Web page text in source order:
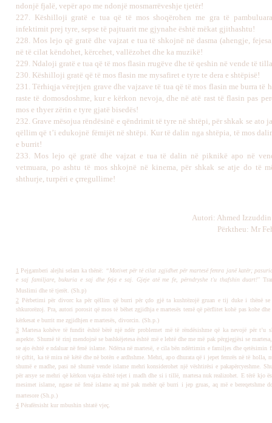
ndonjë fjalë, vepër apo me ndonjë mosmarrëveshje tjetër!
227
Këshilloji gratë e tua që të mos shoqërohen me gra të
infektimit prej tyre, sepse të pajtuarit me gjynahe është mëkat gjithashtu!
228 Mos lejo që gratë dhe vajzat e tua të shkojnë në dasma (ahengje,
në të cilat këndohet, kërcehet, vallëzohet dhe ka muzikë!
229 Ndaloji gratë e tua që të mos flasin rrugëve dhe të qeshin në vende të
230. Këshilloji gratë që të mos flasin me mysafiret e tyre te dera e shtëpisë!
231.
Tërhiqja vërejtjen grave dhe vajzave të tua që të mos flasin me burra të
raste të domosdoshme, kur e kërkon nevoja, dhe në atë rast të flasin pas
mos e thyer zërin e tyre gjatë bisedës!
232. Grave mësojua rëndësinë e qëndrimit të tyre në shtëpi, për shkak se ato
qëllim që t’i edukojnë fëmijët në shtëpi. Kur të dalin nga shtëpia, të mos
e burrit!
233.
Mos lejo që gratë dhe vajzat e tua të dalin në piknikë apo në
vetmuara, po ashtu të mos shkojnë në kinema, për shkak se atje do të
shthurje, turpëri e çrregullime!
Autori: Ahmed
Përktheu: Mr
1 Pejgamberi alejhi selam ka thënë: “Motivet për të cilat zgjidhet për martesë femra janë katër;
e saj familjare, bukuria e saj dhe feja e saj. Gjeje atë me fe, përndryshe t'u thafshin duart!"
Muslimi dhe të tjerët. (Sh.p)
2 Përbetimi për divorc ka për qëllim që burri për çdo gjë ta kushtëzojë gruan e tij duke i thënë
shkurorëzoj. Pra, autori porosit që mos të bëhet zgjidhja e martesës temë që përflitet kohë pas kohe
kërkesat e burrit me zgjidhjen e martesës, divorcin. (Sh.p.)
3 Martesa kohëve të fundit është bërë një ndër problemet më të rëndësishme që ka nevojë për t’u
aspekte. Shumë të rinj mendojnë se bashkëjetesa është më e lehtë dhe me më pak përgjegjësi se
se ajo është e ndaluar në fenë islame. Ndërsa në martesë, e cila bën ndërtimin e familjes dhe qetësimin
të çiftit, ka të mira në këtë dhe në botën e ardhshme. Mehri, apo dhurata që i jepet femrës në të holla,
shumë e madhe, pasi në shumë vende islame mehri konsiderohet një vështirësi e pakapërcyeshme.
për arsye se mehri që kërkon vajza është tejet i madh dhe si i tillë, martesa nuk realizohet. E tërë kjo
mesimet islame, ngase në fenë islame aq më pak mehër që burri i jep gruas, aq më e bereqetshme
martesore (Sh.p.)
4 Përafërsisht kur mbushin shtatë vjeç.